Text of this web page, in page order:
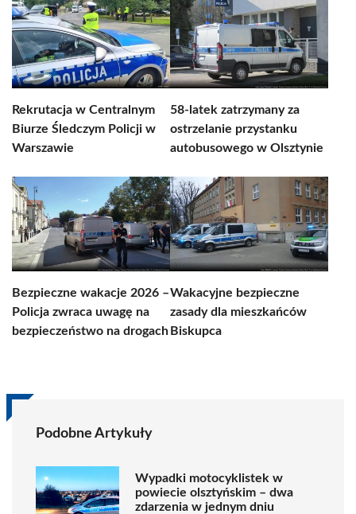
Rekrutacja w Centralnym
Biurze Śledczym Policji w
Warszawie
58-latek zatrzymany za
ostrzelanie przystanku
autobusowego w Olsztynie
Bezpieczne wakacje 2026 –
Policja zwraca uwagę na
bezpieczeństwo na drogach
Wakacyjne bezpieczne
zasady dla mieszkańców
Biskupca
Podobne Artykuły
Wypadki motocyklistek w
powiecie olsztyńskim – dwa
zdarzenia w jednym dniu